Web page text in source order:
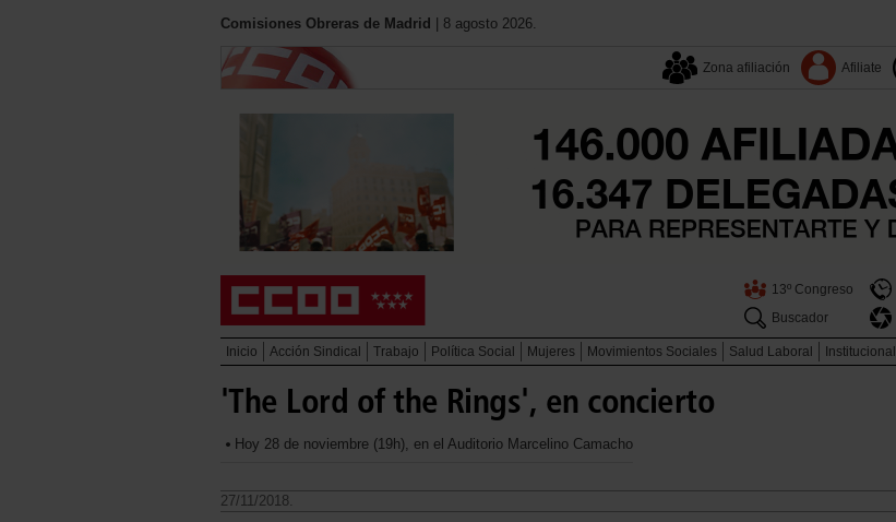
Comisiones Obreras de Madrid | 8 agosto 2026.
Zona afiliación Afiliate
13º Congreso
Buscador
Inicio Acción Sindical Trabajo Política Social Mujeres Movimientos Sociales Salud Laboral Institucional
'The Lord of the Rings', en concierto
Hoy 28 de noviembre (19h), en el Auditorio Marcelino Camacho
27/11/2018.